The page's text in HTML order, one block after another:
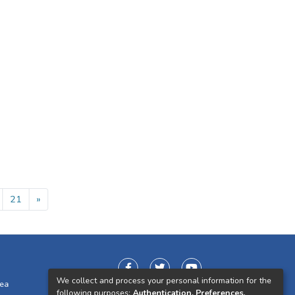
21 »
We collect and process your personal information for the